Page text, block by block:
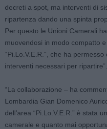
decreti a spot, ma interventi di
ripartenza dando una spinta
Per questo le Unioni Camerali
muovendosi in modo compatto
“Pi.Lo.V.E.R.”, che ha
interventi necessari per ripartire”.
“La collaborazione – ha
Lombardia Gian Domenico
dell’area “Pi.Lo.V.E.R.” è stata
camerale e quanto mai